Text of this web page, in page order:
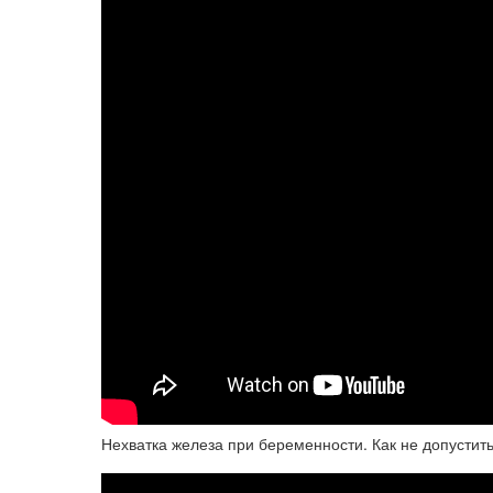
Нехватка железа при беременности. Как не